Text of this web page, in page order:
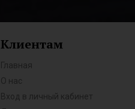
Клиентам
Главная
О нас
Вход в личный кабинет